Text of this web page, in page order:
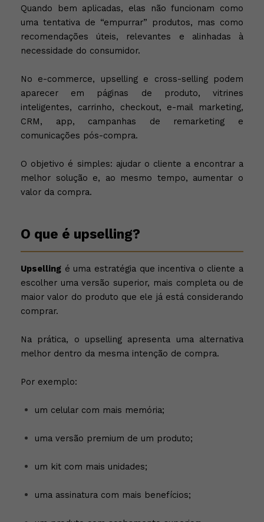
Quando bem aplicadas, elas não funcionam como
uma tentativa de “empurrar” produtos, mas como
recomendações úteis, relevantes e alinhadas à
necessidade do consumidor.
No e-commerce, upselling e cross-selling podem
aparecer em páginas de produto, vitrines
inteligentes, carrinho, checkout, e-mail marketing,
CRM, app, campanhas de remarketing e
comunicações pós-compra.
O objetivo é simples: ajudar o cliente a encontrar a
melhor solução e, ao mesmo tempo, aumentar o
valor da compra.
O que é upselling?
Upselling é uma estratégia que incentiva o cliente a
escolher uma versão superior, mais completa ou de
maior valor do produto que ele já está considerando
comprar.
Na prática, o upselling apresenta uma alternativa
melhor dentro da mesma intenção de compra.
Por exemplo:
um celular com mais memória;
uma versão premium de um produto;
um kit com mais unidades;
uma assinatura com mais benefícios;